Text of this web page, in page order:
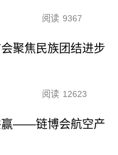
阅读 9367
聚焦民族团结进步
阅读 12623
赢——链博会航空产